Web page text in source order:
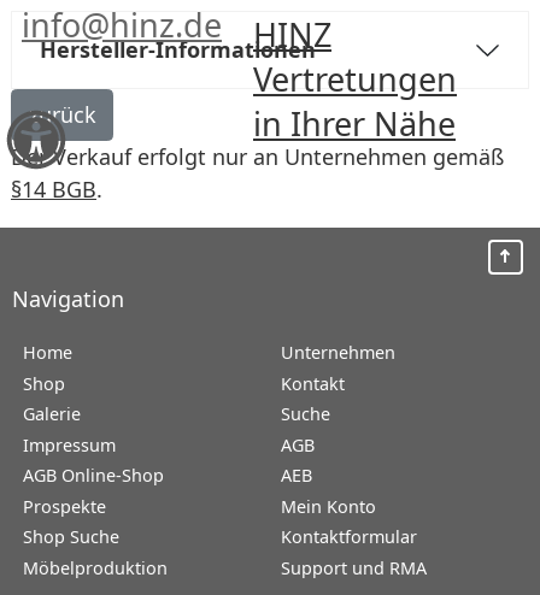
info@hinz.de
HINZ
Vertretungen
in Ihrer Nähe
Hersteller-Informationen
Der Verkauf erfolgt nur an Unternehmen gemäß
§14 BGB.
Navigation
Home
Unternehmen
Shop
Kontakt
Galerie
Suche
Impressum
AGB
AGB Online-Shop
AEB
Prospekte
Mein Konto
Shop Suche
Kontaktformular
Möbelproduktion
Support und RMA